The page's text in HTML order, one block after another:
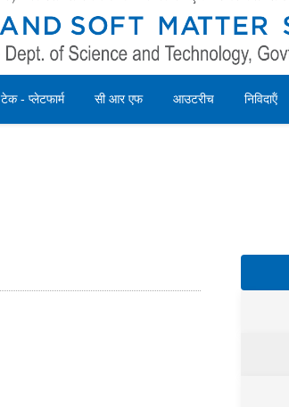
टेक - प्लेटफार्म सी आर एफ आउटरीच निविदाऍं